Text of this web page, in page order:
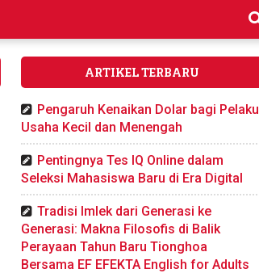
ARTIKEL TERBARU
Pengaruh Kenaikan Dolar bagi Pelaku
Usaha Kecil dan Menengah
Pentingnya Tes IQ Online dalam
Seleksi Mahasiswa Baru di Era Digital
Tradisi Imlek dari Generasi ke
Generasi: Makna Filosofis di Balik
Perayaan Tahun Baru Tionghoa
Bersama EF EFEKTA English for Adults